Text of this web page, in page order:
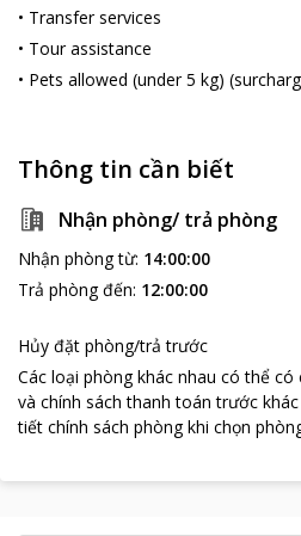
• Transfer services
• Tour assistance
• Pets allowed (under 5 kg)
Thông tin cần biết
Nhận phòng/ trả phòng
Nhận phòng từ: 14:00:00
Trả phòng đến: 12:00:00
Hủy đặt phòng/trả trước
Các loại phòng khác nhau có thể
và chính sách thanh toán trước
tiết chính sách phòng khi chọn